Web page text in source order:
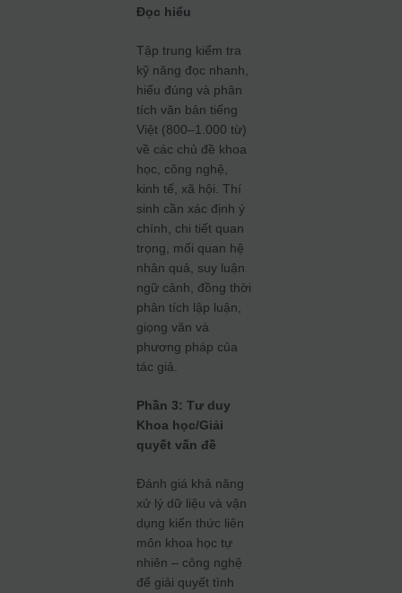
Đọc hiểu
Tập trung kiểm tra
kỹ năng đọc nhanh,
hiểu đúng và phân
tích văn bản tiếng
Việt (800–1.000 từ)
về các chủ đề khoa
học, công nghệ,
kinh tế, xã hội. Thí
sinh cần xác định ý
chính, chi tiết quan
trọng, mối quan hệ
nhân quả, suy luận
ngữ cảnh, đồng thời
phân tích lập luận,
giọng văn và
phương pháp của
tác giả.
Phần 3: Tư duy
Khoa học/Giải
quyết vấn đề
Đánh giá khả năng
xử lý dữ liệu và vận
dụng kiến thức liên
môn khoa học tự
nhiên – công nghệ
để giải quyết tình